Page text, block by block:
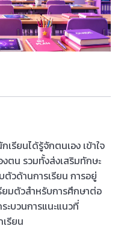
รียนได้รู้จักตนเอง เข้าใจ
ตน รวมทั้งส่งเสริมทักษะ
วด้านการเรียน การอยู่
ยมตัวสำหรับการศึกษาต่อ
ะบวนการแนะแนวที่
รียน